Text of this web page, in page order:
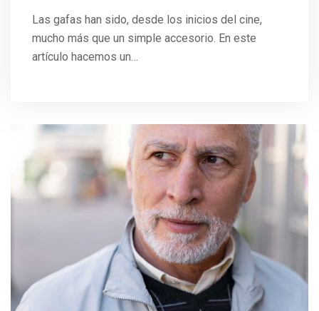
Las gafas han sido, desde los inicios del cine,
mucho más que un simple accesorio. En este
artículo hacemos un…